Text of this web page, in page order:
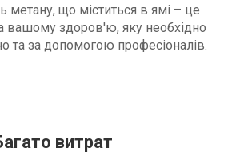
метану, що міститься в ямі – це
вашому здоров'ю, яку необхідно
та за допомогою професіоналів.
витрат